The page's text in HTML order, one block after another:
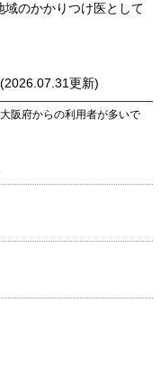
のかかりつけ医として
(2026.07.31更新)
大阪府からの利用者が多いで